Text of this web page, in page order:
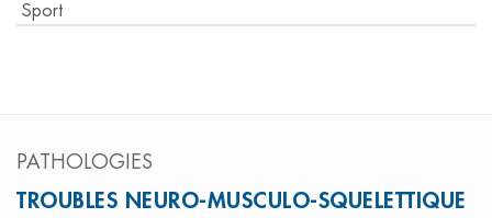
Sport
PATHOLOGIES
TROUBLES NEURO-MUSCULO-SQUELETTIQUE